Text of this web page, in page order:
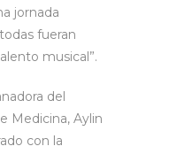
jornada
fueran
musical”.
del
Medicina, Aylin
con la